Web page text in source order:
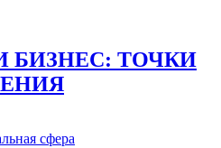
БИЗНЕС: ТОЧКИ
сфера